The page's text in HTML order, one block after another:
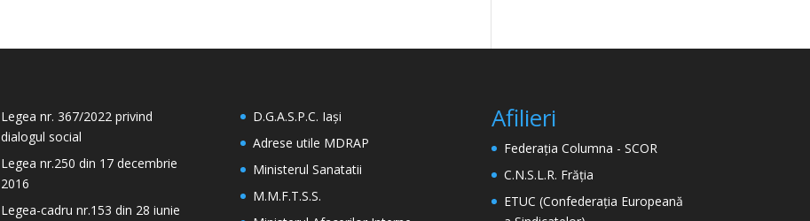
Legea nr. 367/2022 privind
dialogul social
Legea nr.250 din 17 decembrie
2016
Legea-cadru nr.153 din 28 iunie
D.G.A.S.P.C. Iași
Adrese utile MDRAP
Ministerul Sanatatii
M.M.F.T.S.S.
Afilieri
Federația Columna - SCOR
C.N.S.L.R. Frăția
ETUC (Confederația Europeană